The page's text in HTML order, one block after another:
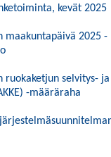
kevät 2025
maakuntapäivä
ruokaketjun selvitys-
-määräraha